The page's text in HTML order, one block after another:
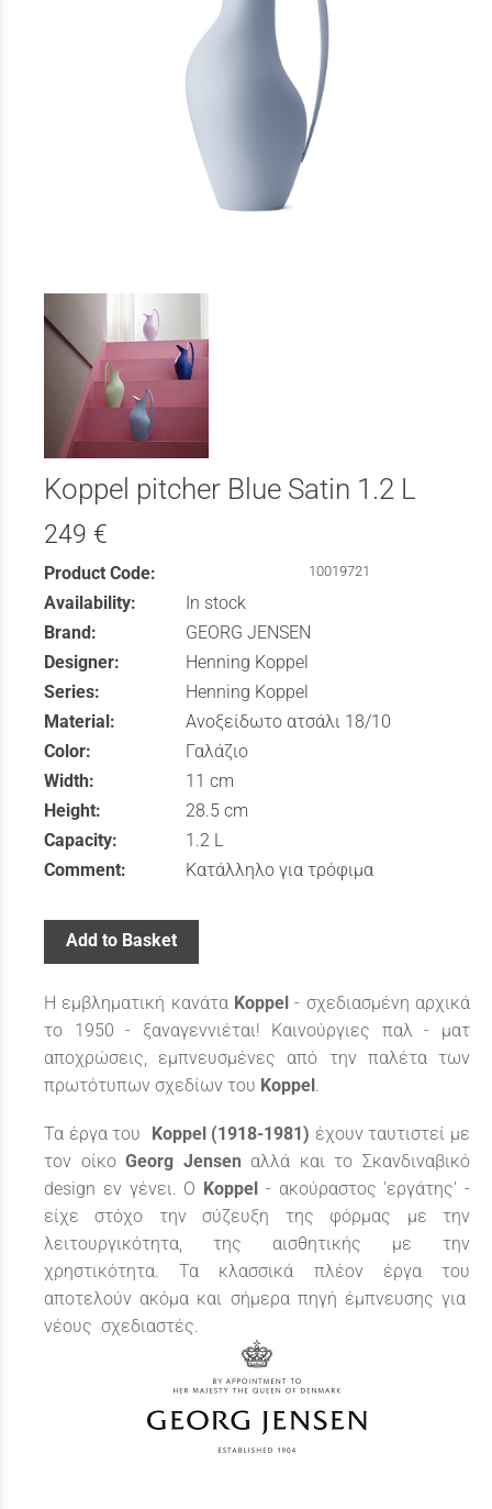
Koppel pitcher Blue Satin 1.2 L
249 €
Product Code: 10019721
Availability:
In stock
Brand:
GEORG JENSEN
Designer:
Henning Koppel
Series:
Henning Koppel
Material:
Ανοξείδωτο ατσάλι 18/10
Color:
Γαλάζιο
Width:
11 cm
Height:
28.5 cm
Capacity:
1.2 L
Comment:
Κατάλληλο για τρόφιμα
Add to Basket
Η εμβληματική κανάτα Koppel - σχεδιασμένη αρχικά
το 1950 - ξαναγεννιέται! Καινούργιες παλ - ματ
αποχρώσεις, εμπνευσμένες από την παλέτα των
πρωτότυπων σχεδίων του Koppel.
Τα έργα του Koppel (1918-1981) έχουν ταυτιστεί με
τον οίκοGeorg Jensen αλλά και το Σκανδιναβικό
design εν γένει. O Koppel - ακούραστος 'εργάτης' -
είχε στόχο την σύζευξη της φόρμας με την
λειτουργικότητα, της αισθητικής με την
χρηστικότητα. Τα κλασσικά πλέον έργα του
αποτελούν ακόμα και σήμερα πηγή έμπνευσης για
νέους σχεδιαστές.